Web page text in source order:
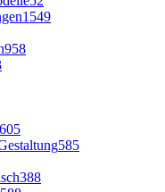
1549
958
585
388